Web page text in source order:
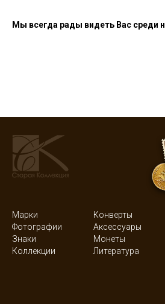
Мы всегда рады видеть Вас среди
Марки Конверты
Фотографии
Аксессуары
Знаки
Монеты
Коллекции
Литература